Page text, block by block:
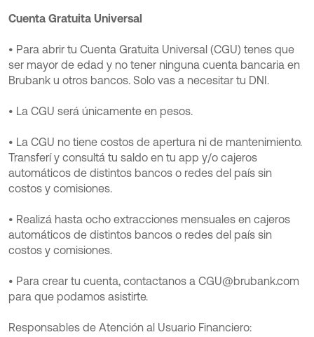
Cuenta Gratuita Universal
• Para abrir tu Cuenta Gratuita Universal (CGU) tenes que
ser mayor de edad y no tener ninguna cuenta bancaria en
Brubank u otros bancos. Solo vas a necesitar tu DNI.
• La CGU será únicamente en pesos.
• La CGU no tiene costos de apertura ni de mantenimiento.
Transferí y consultá tu saldo en tu app y/o cajeros
automáticos de distintos bancos o redes del país sin
costos y comisiones.
• Realizá hasta ocho extracciones mensuales en cajeros
automáticos de distintos bancos o redes del país sin
costos y comisiones.
• Para crear tu cuenta, contactanos a CGU@brubank.com
para que podamos asistirte.
Responsables de Atención al Usuario Financiero: